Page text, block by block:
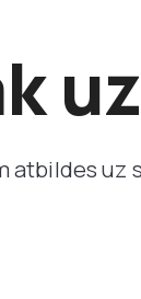
atbildes uz